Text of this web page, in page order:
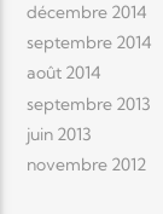
décembre 2014
septembre 2014
août 2014
septembre 2013
juin 2013
novembre 2012